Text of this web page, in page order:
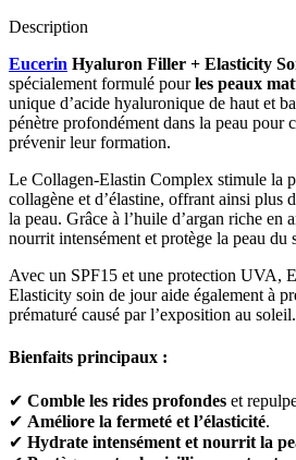
Description
Eucerin Hyaluron Filler + Elasticity
spécialement formulé pourles peaux
unique d’acide hyaluronique de haut et
pénètre profondément dans la peau pour
prévenir leur formation.
Le Collagen-Elastin Complex stimule la
collagène et d’élastine, offrant ainsi plus
la peau. Grâce à l’huile d’argan riche en
nourrit intensément et protège la peau du
Avec un SPF15 et une protection UVA,
Elasticity soin de jour aide également à
prématuré causé par l’exposition au soleil.
Bienfaits principaux :
✔ Comble les rides profondes et
✔ Améliore la fermeté et l’élasticité.
✔ Hydrate intensément et nourrit la